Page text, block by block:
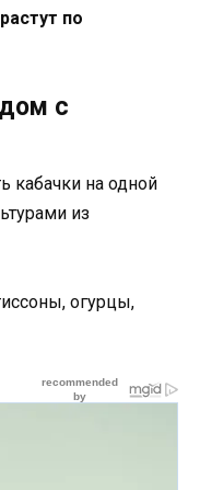
по
с
кабачки на одной
из
огурцы,